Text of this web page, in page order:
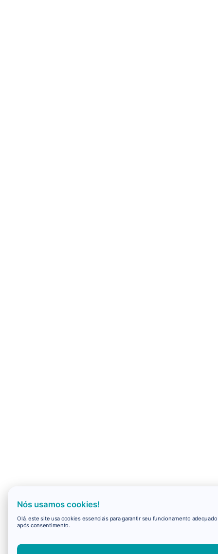
Nós usamos cookies!
Olá, este site usa cookies essenciais para garantir seu funcionamento
após consentimento.